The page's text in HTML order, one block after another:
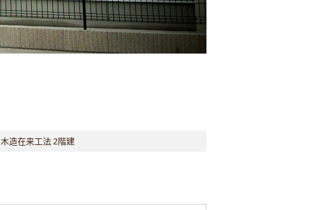
木造在来工法 2階建